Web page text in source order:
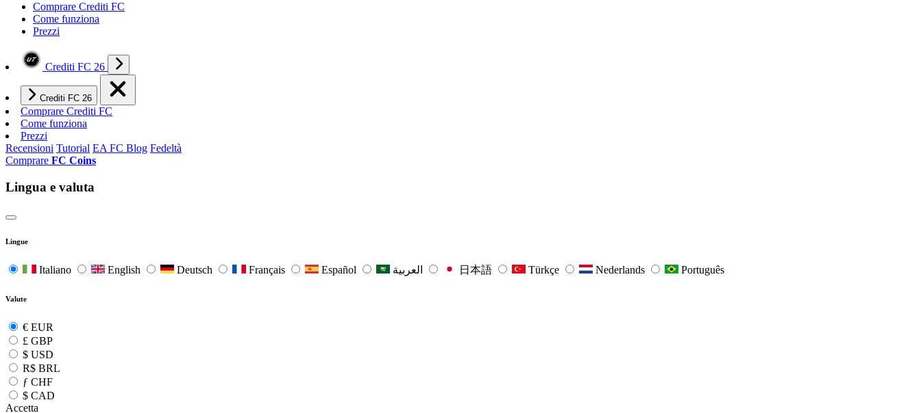
Comprare Crediti FC
Come funziona
Prezzi
Crediti FC 26
Crediti FC 26
Comprare Crediti FC
Come funziona
Prezzi
Recensioni Tutorial EA FC Blog Fedeltà
Comprare FC Coins
Lingua e valuta
Lingue
Italiano English Deutsch Français Español 日本語 Türkçe Nederlands Português
Valute
€ EUR
£ GBP
$ USD
R$ BRL
ƒ CHF
$ CAD
Accetta